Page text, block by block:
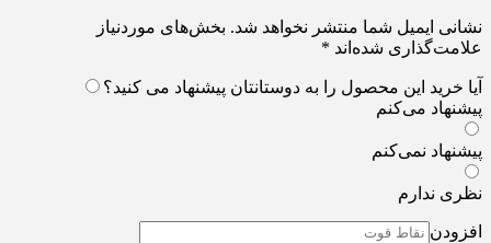
نشانی ایمیل شما منتشر نخواهد شد. بخش‌های موردنیاز
علامت‌گذاری شده‌اند *
آیا خرید این محصول را به دوستانتان پیشنهاد می کنید؟
پیشنهاد می‌کنم
پیشنهاد نمی‌کنم
نظری ندارم
افزودن